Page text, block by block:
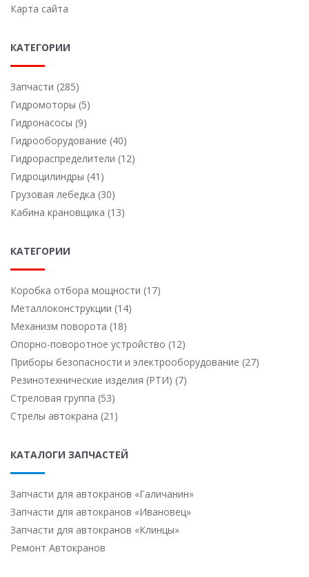
Карта сайта
КАТЕГОРИИ
Запчасти (285)
Гидромоторы (5)
Гидронасосы (9)
Гидрооборудование (40)
Гидрораспределители (12)
Гидроцилиндры (41)
Грузовая лебедка (30)
Кабина крановщика (13)
КАТЕГОРИИ
Коробка отбора мощности (17)
Металлоконструкции (14)
Механизм поворота (18)
Опорно-поворотное устройство (12)
Приборы безопасности и электрооборудование (27)
Резинотехнические изделия (РТИ) (7)
Стреловая группа (53)
Стрелы автокрана (21)
КАТАЛОГИ ЗАПЧАСТЕЙ
Запчасти для автокранов «Галичанин»
Запчасти для автокранов «Ивановец»
Запчасти для автокранов «Клинцы»
Ремонт Автокранов